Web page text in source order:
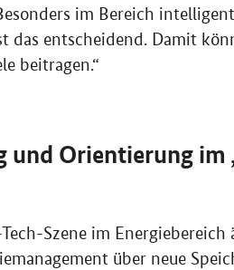
im Bereich
das entscheidend. Damit
beitragen.“
und Orientierung im
Szene im
über neue